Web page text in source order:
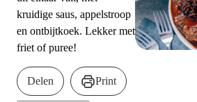
kruidige saus, appelstroop
en ontbijtkoek. Lekker met
friet of puree!
Delen Print